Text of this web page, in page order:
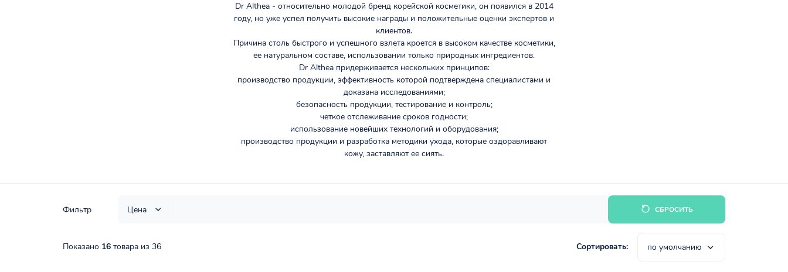
Dr Althea - относительно молодой бренд корейской косметики, он появился в 2014
году, но уже успел получить высокие награды и положительные оценки экспертов и
клиентов.
Причина столь быстрого и успешного взлета кроется в высоком качестве косметики,
ее натуральном составе, использовании только природных ингредиентов.
Dr Althea придерживается нескольких принципов:
производство продукции, эффективность которой подтверждена специалистами и
доказана исследованиями;
безопасность продукции, тестирование и контроль;
четкое отслеживание сроков годности;
использование новейших технологий и оборудования;
производство продукции и разработка методики ухода, которые оздоравливают
кожу, заставляют ее сиять.
Фильтр Цена СБРОСИТЬ
Показано 16 товара из 36 Сортировать: по умолчанию